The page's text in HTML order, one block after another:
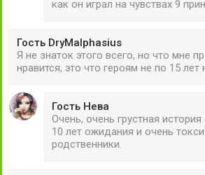
как он играл на чувствах 9
Гость DryMalphasius
Я не знаток этого всего, но что мне
нравится, это что героям не по 15 лет
Гость Нева
Очень, очень грустная
10 лет ожидания и очень
родственники.